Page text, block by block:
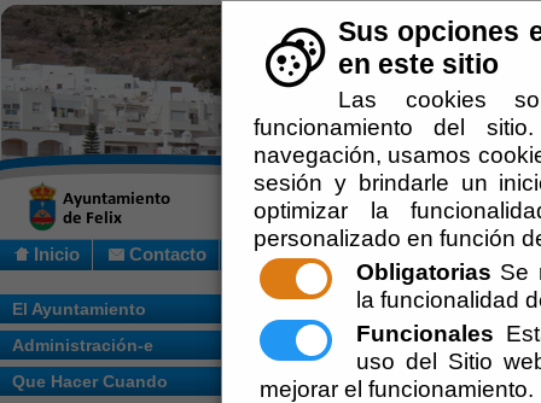
Sus opciones
en este sitio
Las cookies
funcionamiento del
navegación, usamos
sesión y brindarle un
optimizar la
personalizado en función
Obligatorias Se
la funcionalidad
Funcionales
uso del Sitio
mejorar el funcionamiento.
Inicio Contacto
El Ayuntamiento
Administración-e
Que Hacer Cuando
Usted se encuentra aquí:Inicio /Que
Escuchar
Tras el nacimiento, los
trámites